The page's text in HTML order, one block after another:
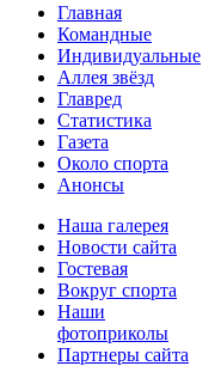
Главная
Командные
Индивидуальные
Аллея звёзд
Главред
Статистика
Газета
Около спорта
Анонсы
Наша галерея
Новости сайта
Гостевая
Вокруг спорта
Наши
фотоприколы
Партнеры сайта